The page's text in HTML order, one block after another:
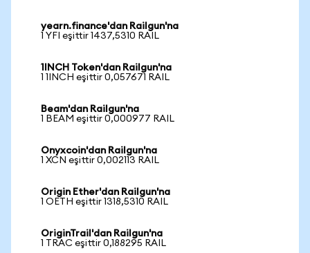
yearn.finance'dan Railgun'na
1 YFI eşittir 1437,5310 RAIL
1INCH Token'dan Railgun'na
1 1INCH eşittir 0,057671 RAIL
Beam'dan Railgun'na
1 BEAM eşittir 0,000977 RAIL
Onyxcoin'dan Railgun'na
1 XCN eşittir 0,002113 RAIL
Origin Ether'dan Railgun'na
1 OETH eşittir 1318,5310 RAIL
OriginTrail'dan Railgun'na
1 TRAC eşittir 0,188295 RAIL